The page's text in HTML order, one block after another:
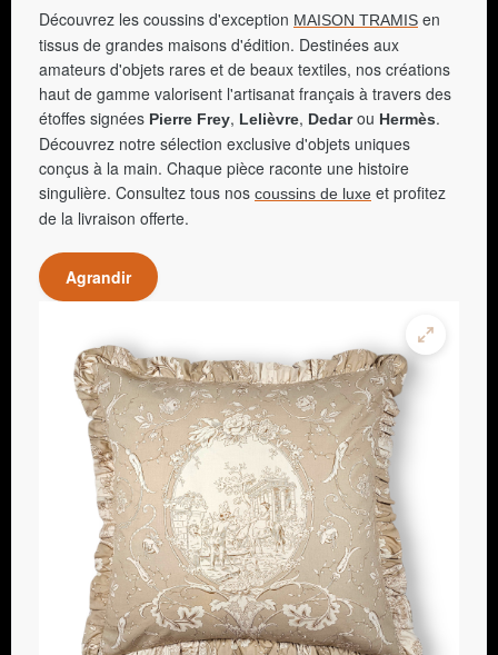
Découvrez les coussins d'exception MAISON TRAMIS en
tissus de grandes maisons d'édition. Destinées aux
amateurs d'objets rares et de beaux textiles, nos créations
haut de gamme valorisent l'artisanat français à travers des
étoffes signées Pierre Frey, Lelièvre, Dedarou Hermès.
Découvrez notre sélection exclusive d'objets uniques
conçus à la main. Chaque pièce raconte une histoire
singulière. Consultez tous nos coussins de luxe et profitez
de la livraison offerte.
Agrandir